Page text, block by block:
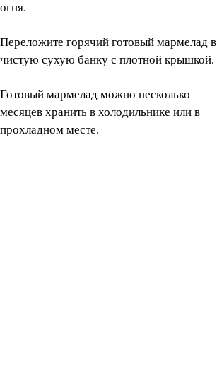
огня.
Переложите горячий готовый мармелад в
чистую сухую банку с плотной крышкой.
Готовый мармелад можно несколько
месяцев хранить в холодильнике или в
прохладном месте.